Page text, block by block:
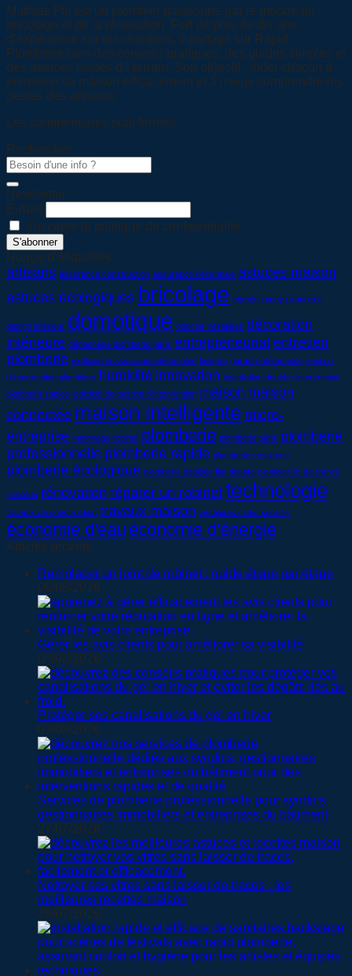
Mathias Pili est un plombier passionné par le monde du
bricolage et de la rénovation. Fort de plus de dix ans
d’expérience sur les chantiers, il partage sur Rapid-
Plomberie.com des conseils pratiques, des guides simples et
des astuces issues du terrain. Son objectif : aider chacun à
entretenir sa maison efficacement et à mieux comprendre les
gestes des artisans.
Les commentaires sont fermés.
Rechercher
Newsletter
E-mail
J'accepte la politique de confidentialité
Nuage d’étiquettes
artisans assurance construction assurance décennale astuces maison
astuces écologiques bricolage citroën jumpy plomberie
design intérieur domotique douche vestiaires décoration
intérieure dépannage plomberie paris entrepreneuriat entretien
plomberie explication assurance décennale fieldpro garantie décennale gestion
d'intervention plombiers humidité innovation installation douche intervention
plomberie rapide logiciels de gestion d'intervention maison maison
connectée maison intelligente micro-
entreprise nettoyage robinet plomberie plomberie paris plomberie
professionnelle plomberie rapide plomberie vestiaires
plomberie écologique plomberie équipée fiat ducato plombier ile-de-france
praxedo rénovation réparer un robinet technologie
travaux de construction travaux maison vestiaires clubs sportifs
économie d'eau économie d'énergie
Articles récents
Remplacer un joint de robinet : guide étape par étape
06/08/2026
Gérer les avis clients pour améliorer sa visibilité
05/08/2026
Protéger ses canalisations du gel en hiver
02/08/2026
Services de plomberie professionnelle pour syndics,
gestionnaires immobiliers et entreprises du bâtiment
27/07/2026
Nettoyer ses vitres sans laisser de traces : les
meilleures recettes maison
25/07/2026